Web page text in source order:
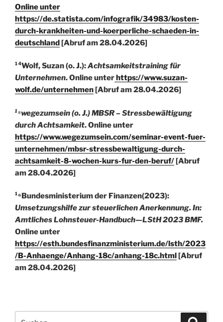
Online unter
https://de.statista.com/infografik/34983/kosten-
durch-krankheiten-und-koerperliche-schaeden-in-
deutschland[Abruf am 28.04.2026]
¹⁴Wolf, Suzan (o. J.):Achtsamkeitstraining für
Unternehmen. Online unterhttps://www.suzan-
wolf.de/unternehmen[Abruf am 28.04.2026]
¹⁵wegezumsein (o. J.) MBSR – Stressbewältigung
durch Achtsamkeit. Online unter
https://www.wegezumsein.com/seminar-event-fuer-
unternehmen/mbsr-stressbewaltigung-durch-
achtsamkeit-8-wochen-kurs-fur-den-beruf/[Abruf
am 28.04.2026]
¹⁶Bundesministerium der Finanzen(2023):
Umsetzungshilfe zur steuerlichen Anerkennung. In:
Amtliches Lohnsteuer-Handbuch—LStH 2023BMF.
Online unter
https://esth.bundesfinanzministerium.de/lsth/2023
/B-Anhaenge/Anhang-18c/anhang-18c.html[Abruf
am 28.04.2026]